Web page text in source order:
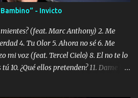
- Invicto
mientes? (feat. Marc Anthony) 2. Me
4. Tu Olor 5. Ahora no sé 6. Me
mi voz (feat. Tercel Cielo) 8. El no te lo
10. ¿Qué ellos pretenden? 11. Dame la